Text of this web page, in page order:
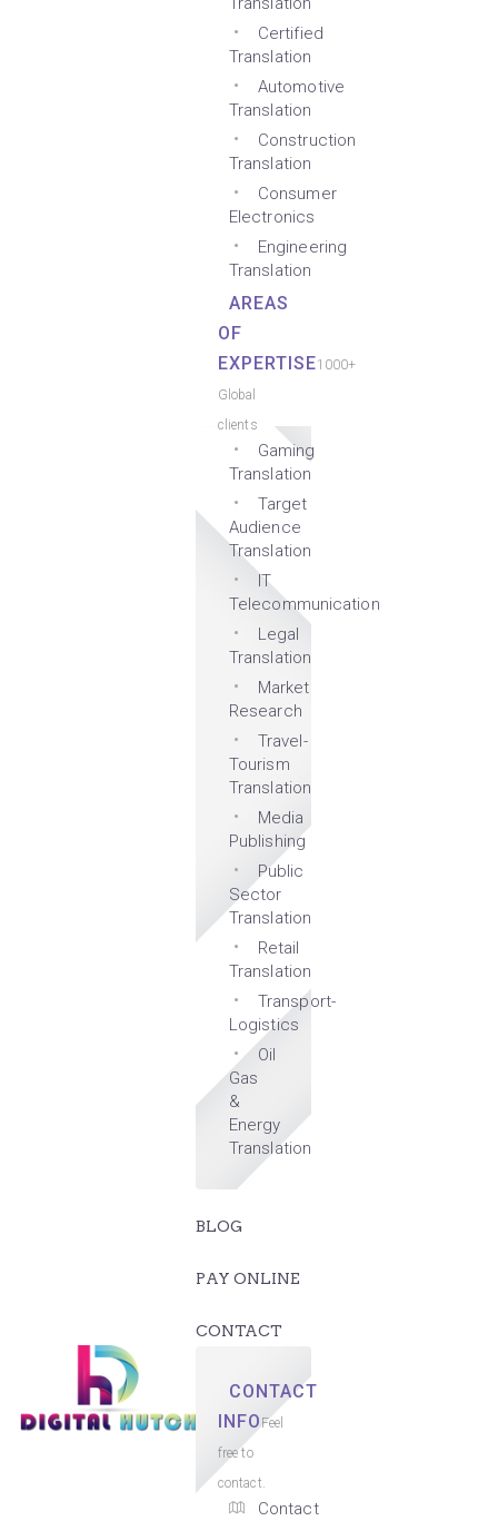
Certified
Translation
Automotive
Translation
Construction
Translation
Consumer
Electronics
Engineering
Translation
AREAS
OF
EXPERTISE1000+
Global
clients
Gaming
Translation
Target
Audience
Translation
IT
Telecommunication
Legal
Translation
Market
Research
Travel-
Tourism
Translation
Media
Publishing
Public
Sector
Translation
Retail
Translation
Transport-
Logistics
Oil
Gas
&
Energy
Translation
BLOG
PAY ONLINE
CONTACT
CONTACT
INFOFeel
free to
contact.
Contact